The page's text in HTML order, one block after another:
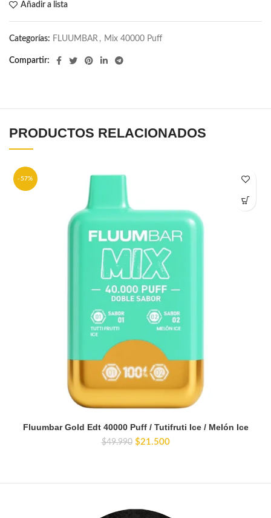
Añadir a lista
Categorías: FLUUMBAR , Mix 40000 Puff
Compartir
PRODUCTOS RELACIONADOS
-57%
Fluumbar Gold Edt 40000 Puff / Tutifruti Ice / Melón Ice
$49.990 El
$21.500El